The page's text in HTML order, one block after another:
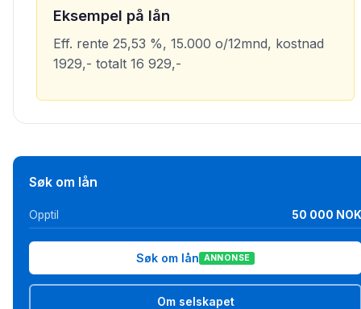
Eksempel på lån
Eff. rente 25,53 %, 15.000 o/12mnd, kostnad
1929,- totalt 16 929,-
Søk om lån
Opptil 50 000 NOK
Søk om lån ANNONSE
Om selskapet